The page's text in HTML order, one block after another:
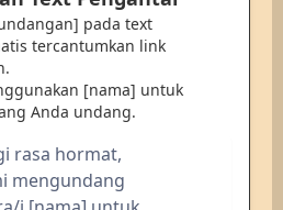
pada text
tercantumkan link
[nama] untuk
Anda undang.